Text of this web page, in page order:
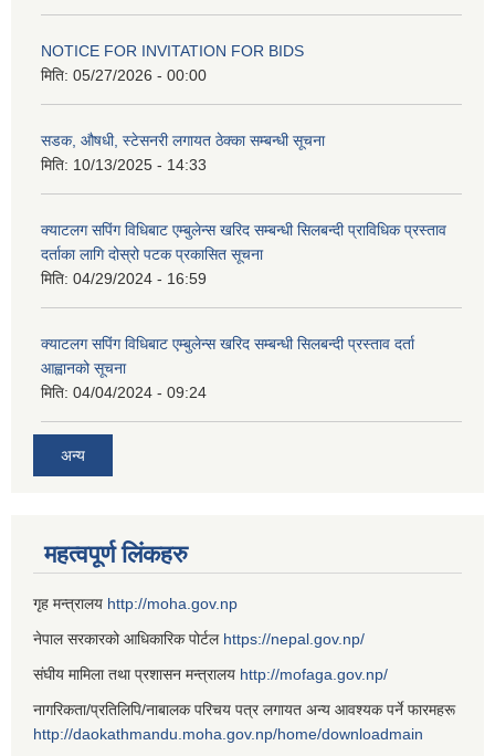
NOTICE FOR INVITATION FOR BIDS
मिति: 05/27/2026 - 00:00
सडक, औषधी, स्टेसनरी लगायत ठेक्का सम्बन्धी सूचना
मिति: 10/13/2025 - 14:33
क्याटलग सपिंग विधिबाट एम्बुलेन्स खरिद सम्बन्धी सिलबन्दी प्राविधिक प्रस्ताव
दर्ताका लागि दोस्रो पटक प्रकासित सूचना
मिति: 04/29/2024 - 16:59
क्याटलग सपिंग विधिबाट एम्बुलेन्स खरिद सम्बन्धी सिलबन्दी प्रस्ताव दर्ता
आह्वानको सूचना
मिति: 04/04/2024 - 09:24
अन्य
महत्वपूर्ण लिंकहरु
गृह मन्त्रालय http://moha.gov.np
नेपाल सरकारको आधिकारिक पोर्टल https://nepal.gov.np/
संघीय मामिला तथा प्रशासन मन्त्रालय http://mofaga.gov.np/
नागरिकता/प्रतिलिपि/नाबालक परिचय पत्र लगायत अन्य आवश्यक पर्ने फारमहरू
http://daokathmandu.moha.gov.np/home/downloadmain